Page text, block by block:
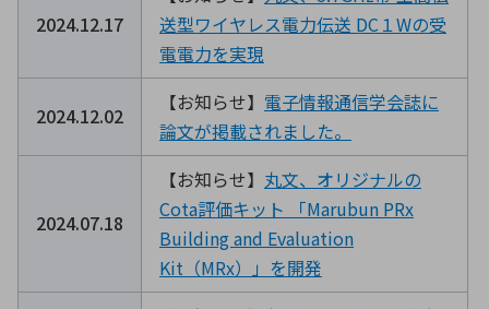
2024.12.17
送型ワイヤレス電力伝送 DC１Wの受
電電力を実現
2024.12.02
【お知らせ】 電子情報通信学会誌に
論文が掲載されました。
2024.07.18
【お知らせ】 丸文、オリジナルの
Cota評価キット 「Marubun PRx
Building and Evaluation
Kit（MRx）」を開発